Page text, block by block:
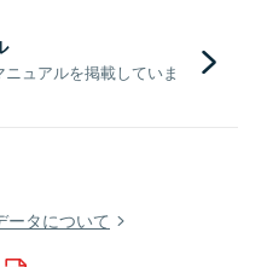
ュアルを掲載していま
ータについて